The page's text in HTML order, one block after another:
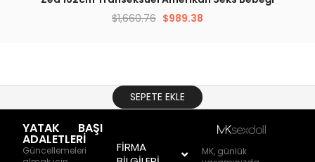
$1,660.76 $989.38
SEPETE EKLE
YATAK BAŞI
ADALETLERİ
Güncellemeleri
FİRMA
MK, günlük